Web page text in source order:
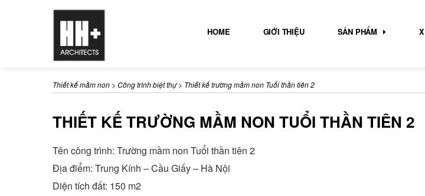
HOME GIỚI THIỆU SẢN PHẨM
Thiết kế mầm non > Công trình biệt thự> Thiết kế trường mầm non Tuổi thần tiên 2
THIẾT KẾ TRƯỜNG MẦM NON TUỔI THẦN TIÊN 2
Tên công trình: Trường mầm non Tuổi thần tiên 2
Địa điểm: Trung Kính – Cầu Giấy – Hà Nội
Diện tích đất: 150 m2